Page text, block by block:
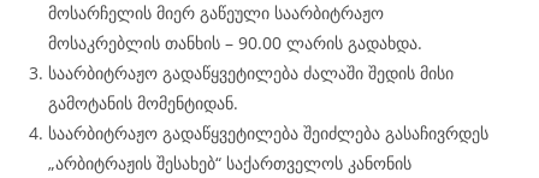
მოსარჩელის მიერ გაწეული საარბიტრაჟო
მოსაკრებლის თანხის – 90.00 ლარის გადახდა.
საარბიტრაჟო გადაწყვეტილება ძალაში შედის მისი
გამოტანის მომენტიდან.
საარბიტრაჟო გადაწყვეტილება შეიძლება გასაჩივრდეს
„არბიტრაჟის შესახებ“ საქართველოს კანონის